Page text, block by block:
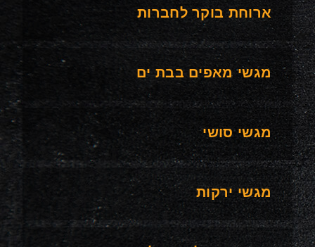
ארוחת בוקר לחברות
מגשי מאפים בבת ים
מגשי סושי
מגשי ירקות